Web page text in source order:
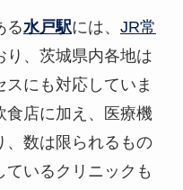
る水戸駅には、 JR常
り、茨城県内各地は
にも対応していま
食店に加え、医療機
、数は限られるもの
いるクリニックも